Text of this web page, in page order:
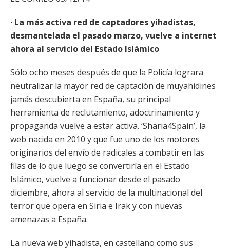
· La más activa red de captadores yihadistas,
desmantelada el pasado marzo, vuelve a internet
ahora al servicio del Estado Islámico
Sólo ocho meses después de que la Policía lograra
neutralizar la mayor red de captación de muyahidines
jamás descubierta en España, su principal
herramienta de reclutamiento, adoctrinamiento y
propaganda vuelve a estar activa. ‘Sharia4Spain’, la
web nacida en 2010 y que fue uno de los motores
originarios del envío de radicales a combatir en las
filas de lo que luego se convertiría en el Estado
Islámico, vuelve a funcionar desde el pasado
diciembre, ahora al servicio de la multinacional del
terror que opera en Siria e Irak y con nuevas
amenazas a España.
La nueva web yihadista, en castellano como sus